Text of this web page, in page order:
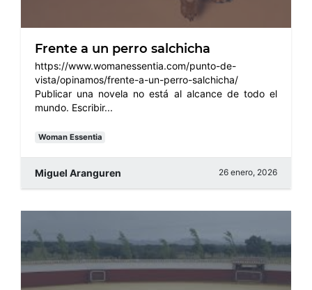
Frente a un perro salchicha
https://www.womanessentia.com/punto-de-
vista/opinamos/frente-a-un-perro-salchicha/
Publicar una novela no está al alcance de todo el
mundo. Escribir...
Woman Essentia
Miguel Aranguren 26 enero, 2026